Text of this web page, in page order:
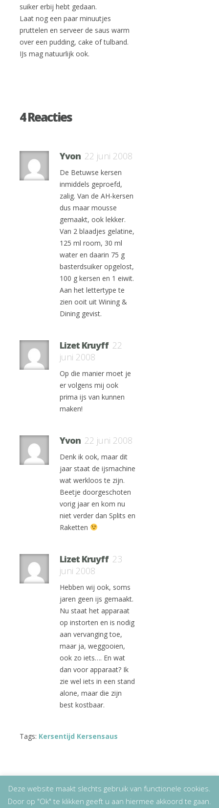
suiker erbij hebt gedaan.
Laat nog een paar minuutjes
pruttelen en serveer de saus warm
over een pudding, cake of tulband.
IJs mag natuurlijk ook.
4 Reacties
Yvon 22 juni 2008
De Betuwse kersen
inmiddels geproefd,
zalig. Van de AH-kersen
dus maar mousse
gemaakt, ook lekker.
Van 2 blaadjes gelatine,
125 ml room, 30 ml
water en daarin 75 g
basterdsuiker opgelost,
100 g kersen en 1 eiwit.
Aan het lettertype te
zien ooit uit Wining &
Dining gevist.
Lizet Kruyff 22
juni 2008
Op die manier moet je
er volgens mij ook
prima ijs van kunnen
maken!
Yvon 22 juni 2008
Denk ik ook, maar dit
jaar staat de ijsmachine
wat werkloos te zijn.
Beetje doorgeschoten
vorig jaar en kom nu
niet verder dan Splits en
Raketten
Lizet Kruyff 23
juni 2008
Hebben wij ook, soms
jaren geen ijs gemaakt.
Nu staat het apparaat
op instorten en is nodig
aan vervanging toe,
maar ja, weggooien,
ook zo iets…. En wat
dan voor apparaat? Ik
zie wel iets in een stand
alone, maar die zijn
best kostbaar.
Tags: Kersentijd Kersensaus
Copyright© 2026Lizet Kruyff| Disclaimer
Deze website maakt slechts gebruik van functionele cookies.
Door op "Ok" te klikken geeft u aan hiermee akkoord te gaan.